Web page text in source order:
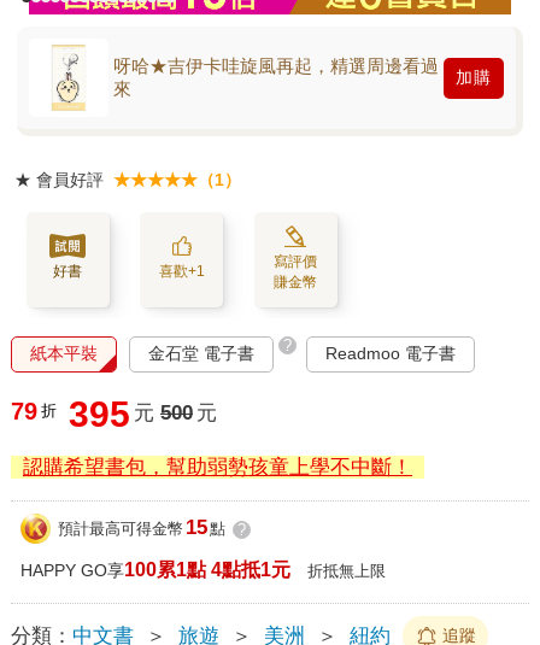
呀哈★吉伊卡哇旋風再起，精選周邊看過
來
加購
★ 會員好評 ★★★★★（1）
好書 喜歡+1
寫評價
賺金幣
紙本平裝 金石堂 電子書 ? Readmoo 電子書
79 折 395 元 500 元
認購希望書包，幫助弱勢孩童上學不中斷！
預計最高可得金幣 15點 ?
HAPPY GO享100累1點 4點抵1元 折抵無上限
分類： 中文書 ＞ 旅遊 ＞ 美洲 ＞ 紐約 追蹤